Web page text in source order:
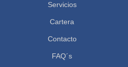
Servicios
Cartera
Contacto
FAQ´s